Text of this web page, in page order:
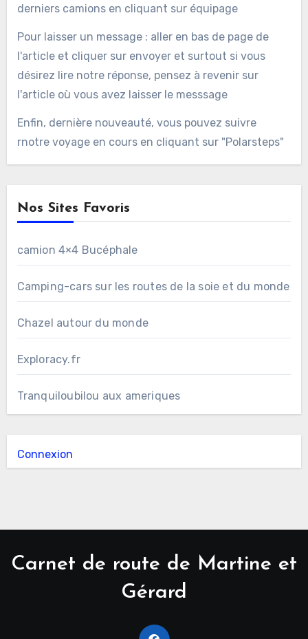
derniers camions en cliquant sur équipage
Pour laisser un message : aller en bas de page de
l'article et cliquer sur envoyer et surtout si vous
désirez lire notre réponse, pensez à revenir sur
l'article où vous avez laisser le messsage
Enfin, dernière nouveauté, vous pouvez suivre
rnotre voyage en cours en cliquant sur "Polarsteps"
Nos Sites Favoris
camion 4×4 Bucéphale
Camping-cars sur les routes de la soie et du monde
Chazel autour du monde
Exploracy.fr
Tranquiloubilou aux ameriques
Connexion
Carnet de route de Martine et
Gérard